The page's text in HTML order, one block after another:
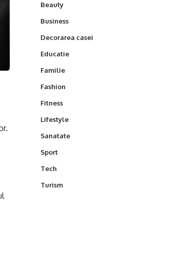
Beauty
Business
Decorarea casei
Educatie
Familie
Fashion
Fitness
Lifestyle
Sanatate
Sport
Tech
Turism